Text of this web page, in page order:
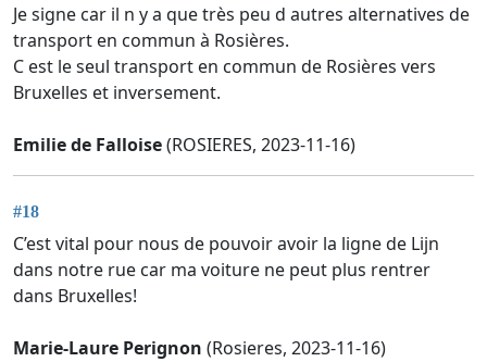
Je signe car il n y a que très peu d autres alternatives de
transport en commun à Rosières.
C est le seul transport en commun de Rosières vers
Bruxelles et inversement.
Emilie de Falloise(ROSIERES, 2023-11-16)
#18
C’est vital pour nous de pouvoir avoir la ligne de Lijn
dans notre rue car ma voiture ne peut plus rentrer
dans Bruxelles!
Marie-Laure Perignon (Rosieres, 2023-11-16)